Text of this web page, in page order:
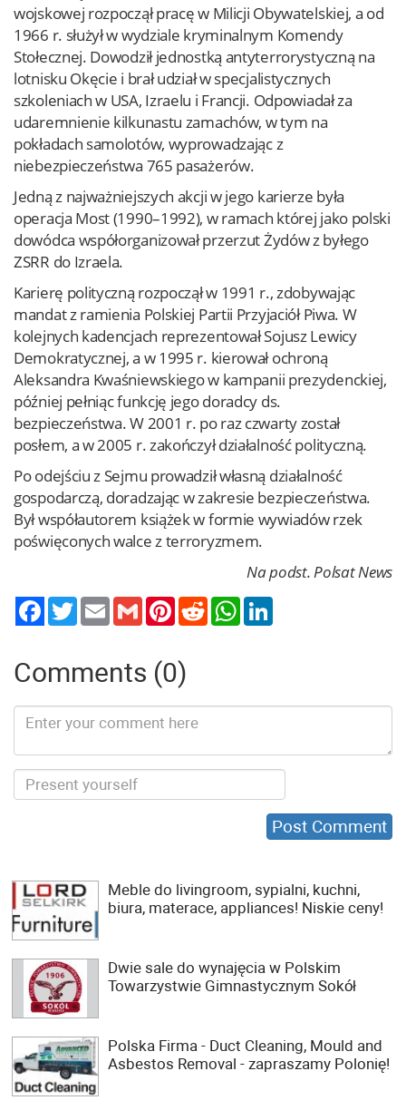
wojskowej rozpoczął pracę w Milicji Obywatelskiej, a od
1966 r. służył w wydziale kryminalnym Komendy
Stołecznej. Dowodził jednostką antyterrorystyczną na
lotnisku Okęcie i brał udział w specjalistycznych
szkoleniach w USA, Izraelu i Francji. Odpowiadał za
udaremnienie kilkunastu zamachów, w tym na
pokładach samolotów, wyprowadzając z
niebezpieczeństwa 765 pasażerów.
Jedną z najważniejszych akcji w jego karierze była
operacja Most (1990–1992), w ramach której jako polski
dowódca współorganizował przerzut Żydów z byłego
ZSRR do Izraela.
Karierę polityczną rozpoczął w 1991 r., zdobywając
mandat z ramienia Polskiej Partii Przyjaciół Piwa. W
kolejnych kadencjach reprezentował Sojusz Lewicy
Demokratycznej, a w 1995 r. kierował ochroną
Aleksandra Kwaśniewskiego w kampanii prezydenckiej,
później pełniąc funkcję jego doradcy ds.
bezpieczeństwa. W 2001 r. po raz czwarty został
posłem, a w 2005 r. zakończył działalność polityczną.
Po odejściu z Sejmu prowadził własną działalność
gospodarczą, doradzając w zakresie bezpieczeństwa.
Był współautorem książek w formie wywiadów rzek
poświęconych walce z terroryzmem.
Na podst. Polsat News
TwitterEmail Gmail PinterestReddit WhatsApp
Comments (0)
Meble do livingroom, sypialni, kuchni,
biura, materace, appliances! Niskie ceny!
Dwie sale do wynajęcia w Polskim
Towarzystwie Gimnastycznym Sokół
Polska Firma - Duct Cleaning, Mould and
Asbestos Removal - zapraszamy Polonię!